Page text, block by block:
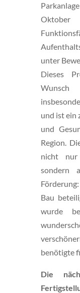
Oktober
unter
Dieses
Wunsch
und ist ein
und
Region.
nicht nur
sondern
Bau
wurde
benötigte
Die